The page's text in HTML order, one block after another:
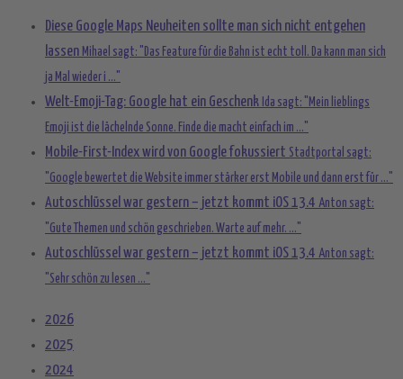
Diese Google Maps Neuheiten sollte man sich nicht entgehen
lassen Mihael sagt: "Das Feature für die Bahn ist echt toll. Da kann man sich
ja Mal wieder i ..."
Welt-Emoji-Tag: Google hat ein Geschenk Ida sagt: "Mein lieblings
Emoji ist die lächelnde Sonne. Finde die macht einfach im ..."
Mobile-First-Index wird von Google fokussiert Stadtportal sagt:
"Google bewertet die Website immer stärker erst Mobile und dann erst für ..."
Autoschlüssel war gestern – jetzt kommt iOS 13.4 Anton sagt:
"Gute Themen und schön geschrieben. Warte auf mehr. ..."
Autoschlüssel war gestern – jetzt kommt iOS 13.4 Anton sagt:
"Sehr schön zu lesen ..."
2026
2025
2024